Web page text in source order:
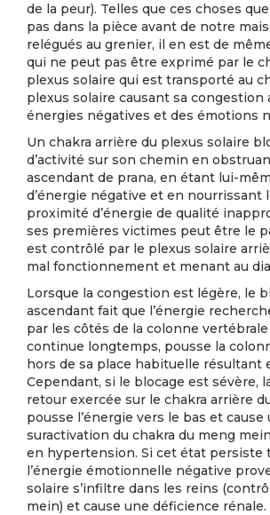
de la peur). Telles que ces choses
pas dans la pièce avant de notre
relégués au grenier, il en est de
qui ne peut pas être exprimé par le
plexus solaire qui est transporté au
plexus solaire causant sa congestion
énergies négatives et des émotions
Un chakra arrière du plexus solaire
d’activité sur son chemin en
ascendant de prana, en étant lui-
d’énergie négative et en nourrissant
proximité d’énergie de qualité
ses premières victimes peut être le
est contrôlé par le plexus solaire
mal fonctionnement et menant au
Lorsque la congestion est légère, le
ascendant fait que l’énergie
par les côtés de la colonne
continue longtemps, pousse la
hors de sa place habituelle résultant
Cependant, si le blocage est sévère,
retour exercée sur le chakra arrière
pousse l’énergie vers le bas et cause
suractivation du chakra du meng
en hypertension. Si cet état persiste
l’énergie émotionnelle négative
solaire s’infiltre dans les reins
mein) et cause une déficience rénale.